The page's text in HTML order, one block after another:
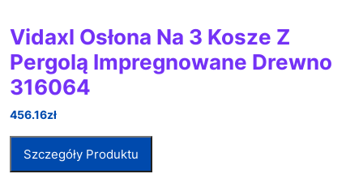
Vidaxl Osłona Na 3 Kosze Z
Pergolą Impregnowane Drewno
316064
456.16zł
Szczegóły Produktu